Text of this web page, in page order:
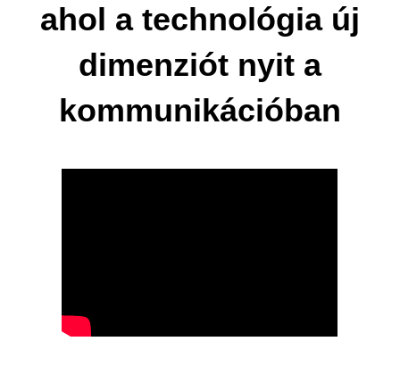
ahol a technológia új
dimenziót nyit a
kommunikációban